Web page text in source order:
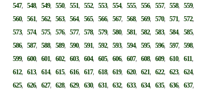
547,548,549,550,551,552,553,554,555,556,557,558,559,
560,561,562,563,564,565,566,567,568,569,570,571,572,
573,574,575,576,577,578,579,580,581,582,583,584,585,
586,587,588,589,590,591,592,593,594,595,596,597,598,
599,600,601,602,603,604,605,606,607,608,609,610,611,
612,613,614,615,616,617,618,619,620,621,622,623,624,
625,626,627,628,629,630,631,632,633,634,635,636,637,